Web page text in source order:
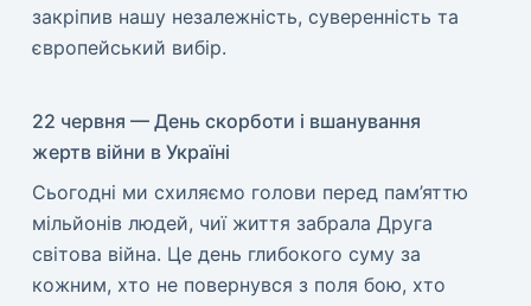
закріпив нашу незалежність, суверенність та
європейський вибір.
22 червня — День скорботи і вшанування
жертв війни в Україні
​Сьогодні ми схиляємо голови перед пам’яттю
мільйонів людей, чиї життя забрала Друга
світова війна. Це день глибокого суму за
кожним, хто не повернувся з поля бою, хто